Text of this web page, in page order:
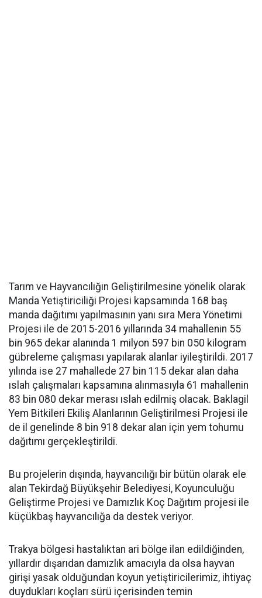
Tarım ve Hayvancılığın Geliştirilmesine yönelik olarak
Manda Yetiştiriciliği Projesi kapsamında 168 baş
manda dağıtımı yapılmasının yanı sıra Mera Yönetimi
Projesi ile de 2015-2016 yıllarında 34 mahallenin 55
bin 965 dekar alanında 1 milyon 597 bin 050 kilogram
gübreleme çalışması yapılarak alanlar iyileştirildi. 2017
yılında ise 27 mahallede 27 bin 115 dekar alan daha
ıslah çalışmaları kapsamına alınmasıyla 61 mahallenin
83 bin 080 dekar merası ıslah edilmiş olacak. Baklagil
Yem Bitkileri Ekiliş Alanlarının Geliştirilmesi Projesi ile
de il genelinde 8 bin 918 dekar alan için yem tohumu
dağıtımı gerçekleştirildi.
Bu projelerin dışında, hayvancılığı bir bütün olarak ele
alan Tekirdağ Büyükşehir Belediyesi, Koyunculuğu
Geliştirme Projesi ve Damızlık Koç Dağıtım projesi ile
küçükbaş hayvancılığa da destek veriyor.
Trakya bölgesi hastalıktan ari bölge ilan edildiğinden,
yıllardır dışarıdan damızlık amacıyla da olsa hayvan
girişi yasak olduğundan koyun yetiştiricilerimiz, ihtiyaç
duydukları koçları sürü içerisinden temin